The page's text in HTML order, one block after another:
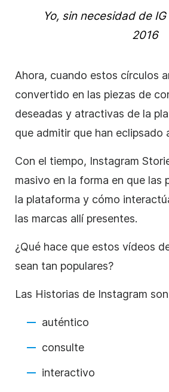
Yo, sin necesidad de IG
2016
Ahora, cuando estos círculos
convertido en las piezas de
deseadas y atractivas de la
que admitir que han eclipsado
Con el tiempo, Instagram
masivo en la forma en que las
la plataforma y cómo
las marcas allí presentes.
¿Qué hace que estos vídeos
sean tan populares?
Las Historias de Instagram son
auténtico
consulte
interactivo